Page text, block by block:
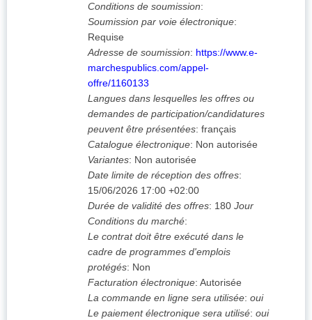
Conditions de soumission:
Soumission par voie électronique:
Requise
Adresse de soumission: https://www.e-
marchespublics.com/appel-
offre/1160133
Langues dans lesquelles les offres ou
demandes de participation/candidatures
peuvent être présentées: français
Catalogue électronique: Non autorisée
Variantes: Non autorisée
Date limite de réception des offres:
15/06/2026 17:00 +02:00
Durée de validité des offres: 180 Jour
Conditions du marché:
Le contrat doit être exécuté dans le
cadre de programmes d'emplois
protégés: Non
Facturation électronique: Autorisée
La commande en ligne sera utilisée: oui
Le paiement électronique sera utilisé: oui